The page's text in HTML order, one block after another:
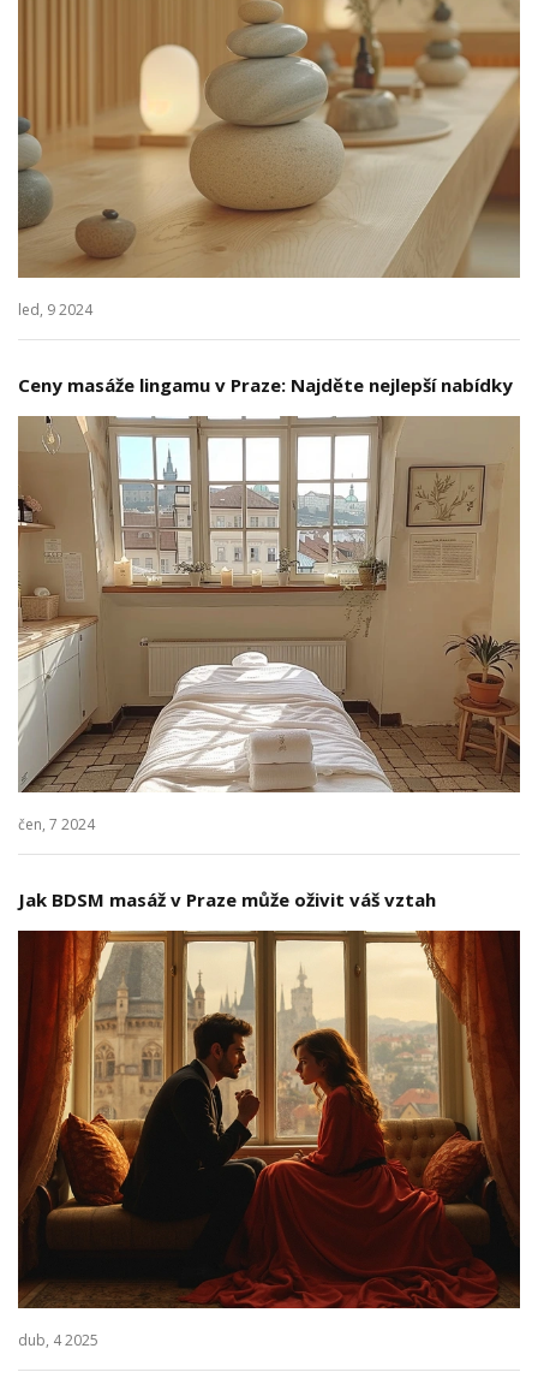
led, 9 2024
Ceny masáže lingamu v Praze: Najděte nejlepší nabídky
čen, 7 2024
Jak BDSM masáž v Praze může oživit váš vztah
dub, 4 2025